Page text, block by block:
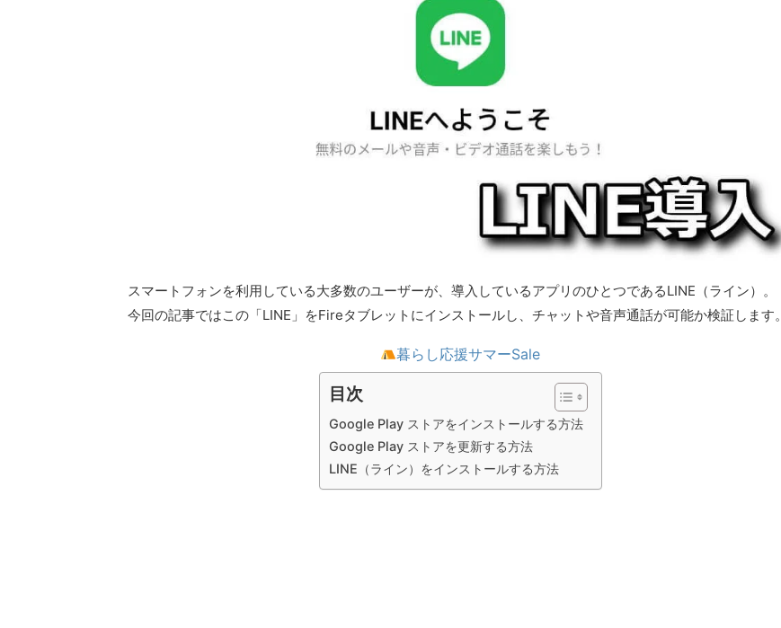
スマートフォンを利用している大多数のユーザーが、導入しているアプリのひとつであるLINE（ライン）。
今回の記事ではこの「LINE」をFireタブレットにインストールし、チャットや音声通話が可能か検証します。
暮らし応援サマーSale
目次
Google Play ストアをインストールする方法
Google Play ストアを更新する方法
LINE（ライン）をインストールする方法